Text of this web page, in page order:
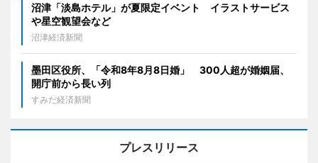
沼津「淡島ホテル」が夏限定イベント イラストサービス
や星空観望会など
沼津経済新聞
墨田区役所、「令和8年8月8日婚」 300人超が婚姻届、
開庁前から長い列
すみだ経済新聞
プレスリリース